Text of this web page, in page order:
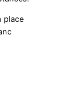
place